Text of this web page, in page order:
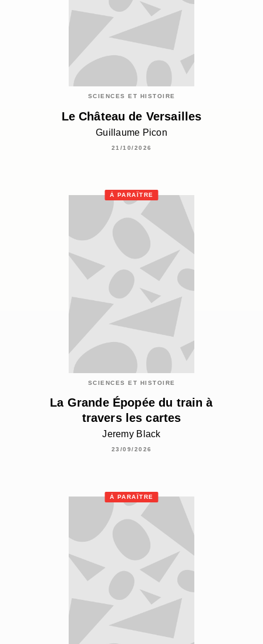
SCIENCES ET HISTOIRE
Le Château de Versailles
Guillaume Picon
21/10/2026
À PARAÎTRE
SCIENCES ET HISTOIRE
La Grande Épopée du train à
travers les cartes
Jeremy Black
23/09/2026
À PARAÎTRE